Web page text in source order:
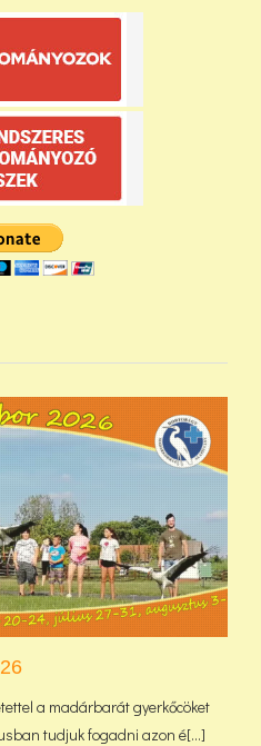
a madárbarát gyerkőcöket
tudjuk fogadni azon é[...]